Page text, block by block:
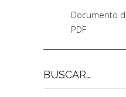
Documento
PDF
por: